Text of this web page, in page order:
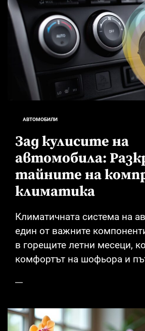
АВТОМОБИЛИ
Зад кулисите на
автомобила:
тайните на
климатика
Климатичната система на
един от важните
в горещите летни месеци,
комфортът на шофьора и